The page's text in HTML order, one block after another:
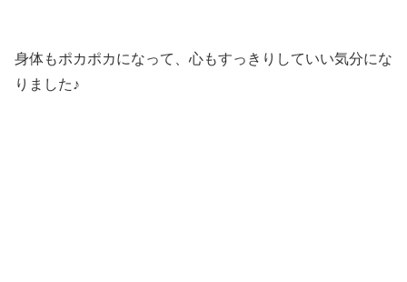
身体もポカポカになって、心もすっきりしていい気分にな
りました♪